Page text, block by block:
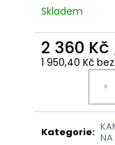
Skladem
2 360 Kč
1 950,40 Kč bez
Kategorie: NA